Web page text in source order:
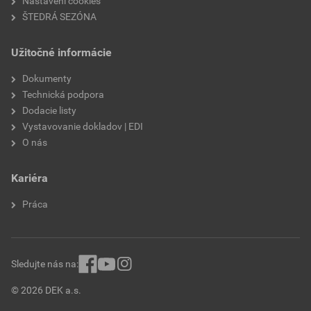
model
značka
ŠTEDRÁ SEZÓNA
Užitočné informácie
Dokumenty
Technická podpora
Dodacie listy
Vystavovanie dokladov | EDI
O nás
Kariéra
Práca
© 2026 DEK a.s.
Sledujte nás na: